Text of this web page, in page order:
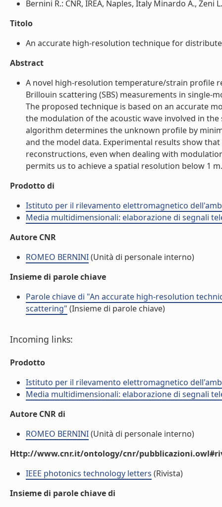
Bernini R.: CNR, IREA, Naples, Italy Minardo A.,
Titolo
An accurate high-resolution technique for
Abstract
A novel high-resolution temperature/strain profile
Brillouin scattering (SBS) measurements in single-
The proposed technique is based on an accurate
the modulation of the acoustic wave involved in
algorithm determines the unknown profile by
and the model data. Experimental results show
reconstructions, even when dealing with
permits us to achieve a spatial resolution below 1
Prodotto di
Istituto per il rilevamento elettromagnetico
Media multidimensionali: elaborazione di segnali
Autore CNR
ROMEO BERNINI(Unità di personale interno)
Insieme di parole chiave
Parole chiave di "An accurate high-resolution
scattering" (Insieme di parole chiave)
Incoming links:
Prodotto
Istituto per il rilevamento elettromagnetico
Media multidimensionali: elaborazione di segnali
Autore CNR di
ROMEO BERNINI(Unità di personale interno)
Http://www.cnr.it/ontology/cnr/
IEEE photonics technology letters (Rivista)
Insieme di parole chiave di